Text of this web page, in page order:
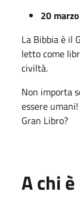
20
La Bibbia è il
letto come
civiltà.
Non importa
essere
Gran Libro?
A chi